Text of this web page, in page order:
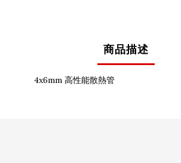
商品描述
4x6mm 高性能散熱管